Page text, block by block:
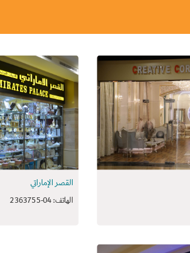
القصر الإماراتي
الهاتف: 04-2363755